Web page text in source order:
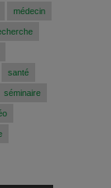
médecin
santé
séminaire